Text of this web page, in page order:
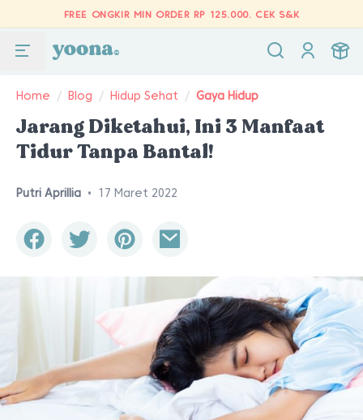
FREE ONGKIR MIN ORDER RP 125.000. CEK S&K
Home / Blog / Hidup Sehat / Gaya Hidup
Jarang Diketahui, Ini 3 Manfaat
Tidur Tanpa Bantal!
Putri Aprillia • 17 Maret 2022